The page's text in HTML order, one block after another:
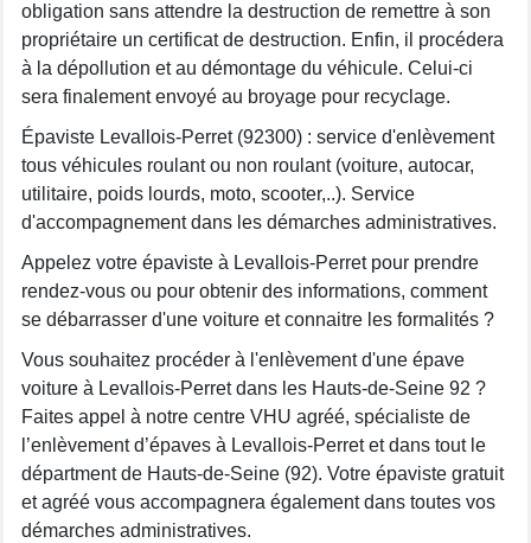
obligation sans attendre la destruction de remettre à son
propriétaire un certificat de destruction. Enfin, il procédera
à la dépollution et au démontage du véhicule. Celui-ci
sera finalement envoyé au broyage pour recyclage.
Épaviste Levallois-Perret (92300) : service d'enlèvement
tous véhicules roulant ou non roulant (voiture, autocar,
utilitaire, poids lourds, moto, scooter,..). Service
d'accompagnement dans les démarches administratives.
Appelez votre épaviste à Levallois-Perret pour prendre
rendez-vous ou pour obtenir des informations, comment
se débarrasser d'une voiture et connaitre les formalités ?
Vous souhaitez procéder à l'enlèvement d'une épave
voiture à Levallois-Perret dans les Hauts-de-Seine 92 ?
Faites appel à notre centre VHU agréé, spécialiste de
l’enlèvement d’épaves à Levallois-Perret et dans tout le
départment de Hauts-de-Seine (92). Votre épaviste gratuit
et agréé vous accompagnera également dans toutes vos
démarches administratives.